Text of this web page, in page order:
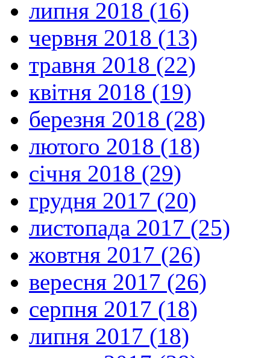
липня 2018 (16)
червня 2018 (13)
травня 2018 (22)
квітня 2018 (19)
березня 2018 (28)
лютого 2018 (18)
січня 2018 (29)
грудня 2017 (20)
листопада 2017 (25)
жовтня 2017 (26)
вересня 2017 (26)
серпня 2017 (18)
липня 2017 (18)